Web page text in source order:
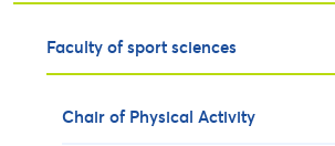
Faculty of sport sciences
Chair of Physical Activity